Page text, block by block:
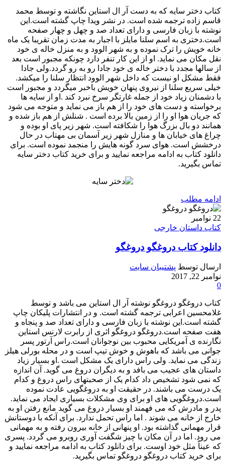
کتاب دختر سایه که به دست آر ال استاین نگاشته و توسط محمد
قاسم زاده ترجمه شده است. در نشر ویدا چاپ گشته است.این
نوشته با زبان فارسی و دارای تعداد صد و چهل و چهار صفحه
است.دختری به اسم سلنا مایلز با اجبار به مدت زمان تقریبا یک ماه
خانه خویش را ترک نموده و به شهر الوود و به منزل خاله ی خود
نقل مکان می نماید. او از این کار تنفر دارد چونکه مجبور است بعد
از سالها مجدد با دختر خاله ی خود جادا رو به رو گردد.ولی جادا
فقط مشکل او نیست که داخل شهر الوود انتظار سلنا را میکشد.
خیلی سریع سلنا از نیروی پنهان خویش باخبر میگردد و مجبور است
با دشمنان زیاد خود از جمله غارتگر سرخ نبرد کند .او از سایه ها
برخواسته و دست های خود را از هم باز می نماید و متوجه می شود
که جریان هوا او را از زمین بالا برده است . شنلش از هم باز شده و
همانند دو بال بزرگ هوا را شکافته است. شهر زیر پای او بوده و
چراغ های خیابان ها و منازل شهر زیر آسمان بی مهتاب در حال
درخشش است. هوای سرد گونه هایش را منجمد نموده است. برای
دانلود کتاب به ادامه مراجعه نمایید و برای خرید کتاب دختر سایه
تماس بگیرید.
ادامه مطلب
22 نوامبر
کتاب داستان خارجی
دانلود کتاب دروغگو دروغگو
ارسال توسط پشتیبان سایت
نوامبر 22, 2017
0
کتاب دروغگو دروغگو نوشته آر ال استاین می باشد و توسط
غلامحسین اعرابی ترجمه گشته است. و در انتشارات پلیکان چاپ
گشته است.این نوشته با زبان فارسی و دارای تعداد صد و پنجاه و
هفت صفحه است.دروغگو دروغگو اثری از رابرت لارنس استاین
نگارنده ی آمریکایی محبوب بین نوجوانان است.راس آرتور پسر
جوانی می باشد که باهوش و خوش تیپ است و در محله بورلی هیلز
زندگی می نماید. ولی راس دارای یک مشکل است .او بسیار زیاد
داستان های عجیب می بافد و به دیگران دروغ می گوید. آن اندازه
که نمی شود تشخیص داد کدام یک از صحبتهای راس دروغ و کدام
یک درست می باشند. در حقیقت او به دروغگویی عادت نموده
است.دروغگویی های او برای وی مشکلات بسیاری ایجاد می نماید.
پدر و مادرش که می فهمند او بسیار دروغ می گوید مانع رفتن او به
خارج از خانه می شوند . اما راس تحمل ندارد. برای آنکه با دوستانش
قرار مهمانی گذاشته بود. او پنهانی از خانه بیرون رفته و به مهمانی
می رود. اما در آن مکان با چیز شگفت آوری روبرو می گردد. پسری
که عیناً مثل خود اوست. برای دانلود کتاب به ادامه مراجعه نمایید و
برای خرید کتاب دروغگو دروغگو تماس بگیرید.